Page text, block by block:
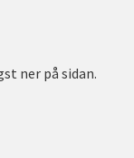
ner på sidan.